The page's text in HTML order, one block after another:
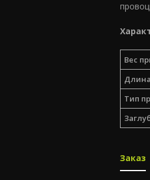
Вес
Тип
Заказ